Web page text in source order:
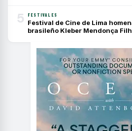
5 FESTIVALES
Festival de Cine de Lima
brasileño Kleber Mendonça